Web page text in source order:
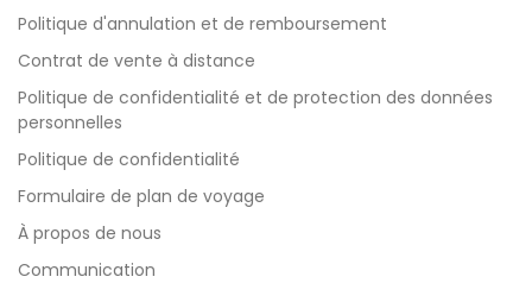
Politique d'annulation et de remboursement
Contrat de vente à distance
Politique de confidentialité et de protection des données
personnelles
Politique de confidentialité
Formulaire de plan de voyage
À propos de nous
Communication